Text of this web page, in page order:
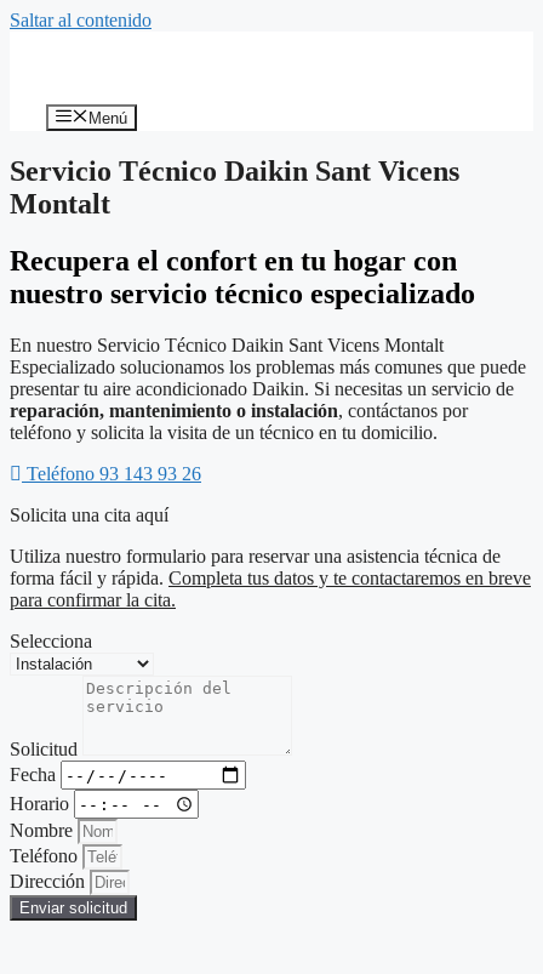
Saltar al contenido
Menú
Servicio Técnico Daikin Sant Vicens
Montalt
Recupera el confort en tu hogar con
nuestro servicio técnico especializado
En nuestro Servicio Técnico Daikin Sant Vicens Montalt
Especializado solucionamos los problemas más comunes que puede
presentar tu aire acondicionado Daikin. Si necesitas un servicio de
reparación, mantenimiento o instalación, contáctanos por
teléfono y solicita la visita de un técnico en tu domicilio.
Teléfono 93 143 93 26
Solicita una cita aquí
Utiliza nuestro formulario para reservar una asistencia técnica de
forma fácil y rápida. Completa tus datos y te contactaremos en breve
para confirmar la cita.
Selecciona
Solicitud
Fecha
Horario
Nombre
Teléfono
Dirección
Enviar solicitud